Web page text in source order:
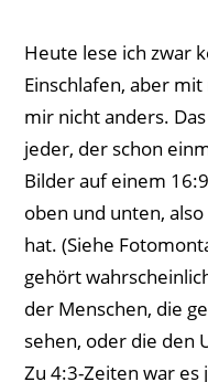
Heute lese ich zwar
Einschlafen, aber
mir nicht anders.
jeder, der schon
Bilder auf einem
oben und unten,
hat. (Siehe
gehört
der Menschen, die
sehen, oder die den
Zu 4:3-Zeiten war es